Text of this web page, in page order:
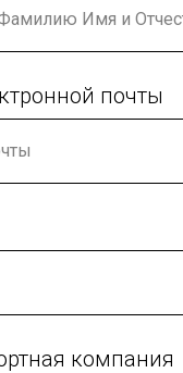
почты
компания